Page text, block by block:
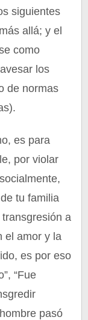
siguientes
allá; y el
como
los
de normas
es para
por violar
tu familia
a
el amor y la
es por eso
“Fue
pasó